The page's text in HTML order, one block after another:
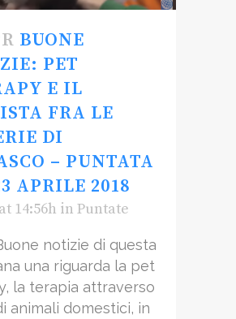
BUONE
PET
E IL
FRA LE
DI
– PUNTATA
APRILE 2018
14:56h in Puntate
notizie di questa
una riguarda la pet
la terapia attraverso
animali domestici, in